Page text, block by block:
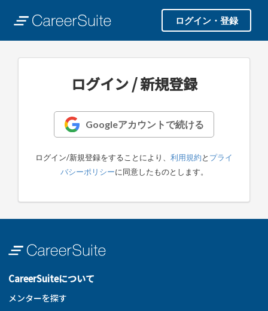
ログイン・登録
ログイン / 新規登録
Googleアカウントで続ける
ログイン/新規登録をすることにより、 利用規約と プライ
バシーポリシーに同意したものとします。
CareerSuiteについて
メンターを探す